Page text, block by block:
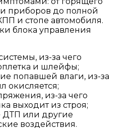
приборов до полной
и стопе автомобиля.
блока управления
из-за чего
и шлейфы;
попавшей влаги, из-за
окисляется;
из-за чего
выходит из строя;
ДТП или другие
воздействия.